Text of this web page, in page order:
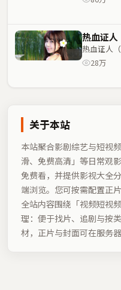
热血证人
热血证人
冬升执导
28万
关于本站
本站聚合影剧综艺与短视
滑、免费高清」等日常观
免费看，并提供影视大全
端浏览。您可按需配置正
全站内容围绕「视频短视
理：便于找片、追剧与按
材，正片与封面可在服务